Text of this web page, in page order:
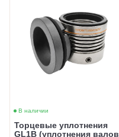
В наличии
Торцевые уплотнения
GL1B (уплотнения валов